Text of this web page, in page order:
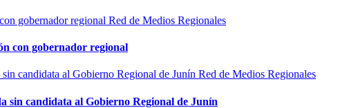
Red de Medios Regionales
con gobernador regional
Red de Medios Regionales
sin candidata al Gobierno Regional de Junín